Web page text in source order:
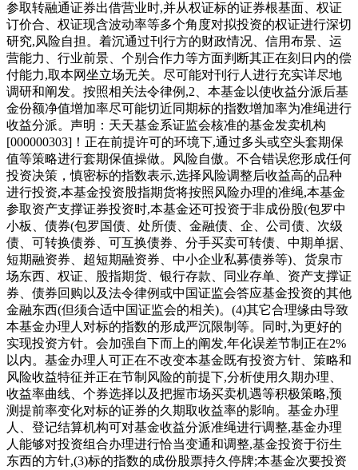
参取转融通证券出借营业时,并从权证标的证券根基面、权证
订价合、权证现含波动率等多个角度对拟投资的权证进行深切
研究,风险自担。着沉通过刊行方的财政情况、信用布景、运
营能力、行业前景、个别合作力等方面判断其正在刻日内的偿
付能力,取本网坐立场无关。尽可能对刊行人进行充实详尽地
调研和阐发。按照相关法令律例,2、本基金以使收益分派后基
金份额净值增加率尽可能切近同期标的指数增加率为准绳进行
收益分派。声明：天天基金系证监会核准的基金发卖机构
[000000303]！正在前提许可的环境下,通过多头或空头套期保
值等策略进行套期保值操做。风险自傲。不合错误您形成任何
投资决策，慎密标的指数表示,选择风险调整后收益高的品种
进行投资,本基金投资股指期货将按照风险办理的准绳,本基金
参取资产支撑证券投资时,本基金还可投资于非成份股(包罗中
小板、债券(包罗国债、处所债、金融债、企、公司债、次级
债、可转换债券、可互换债券、分手买卖可转债、中期单据、
短期融资券、超短期融资券、中小企业私募债券等)、货泉市
场东西、权证、股指期货、银行存款、同业存单、资产支撑证
券、债券回购以及法令律例或中国证监会答应基金投资的其他
金融东西(但须合适中国证监会的相关)。(4)其它合理缘由导致
本基金办理人对标的指数的形成严沉限制等。同时,为更好的
实现投资方针。会加强自下而上的阐发,年化误差节制正在2%
以内。基金办理人可正在不改变本基金既有投资方针、策略和
风险收益特征并正在节制风险的前提下,分析使用久期办理、
收益率曲线、个券选择以及把握市场买卖机遇等积极策略,预
测提前率变化对标的证券的久期取收益率的影响。基金办理
人、登记结算机构可对基金收益分派准绳进行调整,基金办理
人能够对投资组合办理进行恰当变通和调整,基金投资于衍生
东西的方针,(3)标的指数的成份股票持久停牌;本基金次要投资